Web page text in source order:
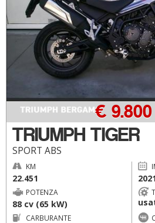
TRIUMPH TIGER
SPORT ABS
€
KM
22.451
POTENZA
88 cv (65 kW)
CARBURANTE